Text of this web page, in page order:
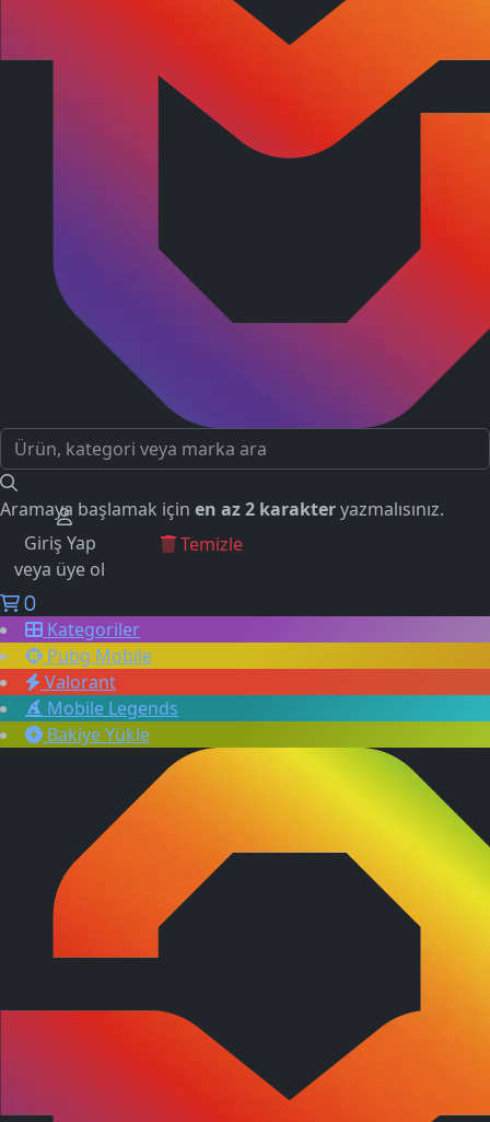
Aramaya başlamak için en az 2 karakteryazmalısınız.
GEÇMİŞ ARAMALAR
Temizle
Giriş Yap
veya üye ol
0
Kategoriler
Pubg Mobile
Valorant
Mobile Legends
Bakiye Yükle